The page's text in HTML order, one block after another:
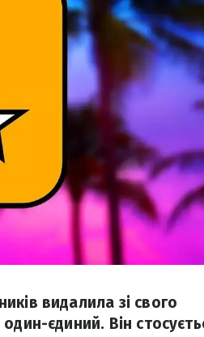
видалила зі свого
єдиний. Він